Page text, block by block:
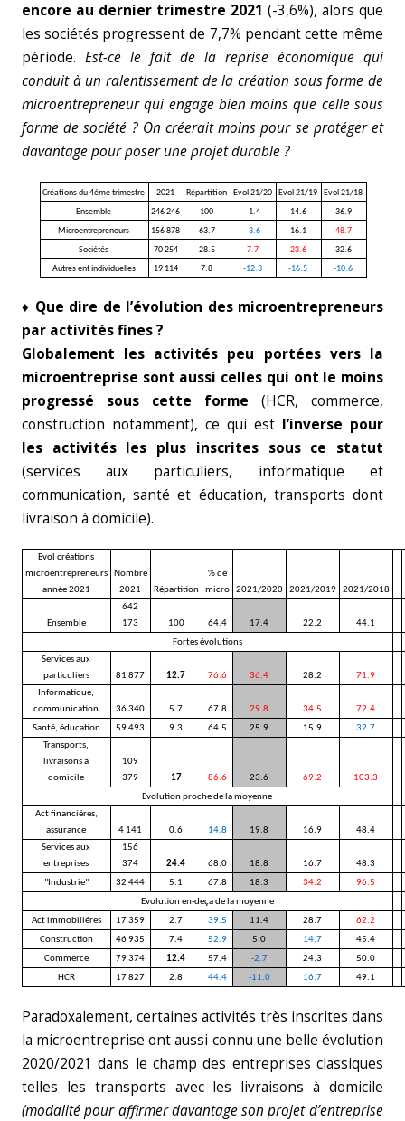
encore au dernier trimestre 2021 (-3,6%), alors que
les sociétés progressent de 7,7% pendant cette même
période. Est-ce le fait de la reprise économique qui
conduit à un ralentissement de la création sous forme de
microentrepreneur qui engage bien moins que celle sous
forme de société ? On créerait moins pour se protéger et
davantage pour poser une projet durable ?
Créations du 4éme trimestre 2021 Répartition Evol 21/20 Evol 21/19
Evol 21/18
Ensemble
246 246 100 -1.4 14.6
36.9
Microentrepreneurs
156 878 63.7 -3.6 16.1
48.7
Sociétés
70 254 28.5 7.7 23.6
32.6
Autres ent individuelles
19 114 7.8 -12.3 -16.5 -10.6
♦ Que dire de l’évolution des microentrepreneurs
par activités fines ?
Globalement les activités peu portées vers la
microentreprise sont aussi celles qui ont le moins
progressé sous cette forme (HCR, commerce,
construction notamment), ce qui est l’inverse pour
les activités les plus inscrites sous ce statut
(services aux particuliers, informatique et
communication, santé et éducation, transports dont
livraison à domicile).
Evol créations
microentrepreneurs
année 2021
Nombre
2021
Répartition
% de
micro
2021/2020 2021/2019 2021/2018
Ensemble
642
173
100 64.4 17.4 22.2
44.1
Fortes évolutions
Services aux
particuliers
81 877 12.7 76.6 36.4 28.2
71.9
Informatique,
communication
36 340 5.7 67.8 29.8 34.5
72.4
Santé, éducation
59 493 9.3 64.5 25.9 15.9
32.7
Transports,
livraisons à
domicile
109
379
17 86.6 23.6 69.2
103.3
Evolution proche de la moyenne
Act financiéres,
assurance
4 141 0.6 14.8 19.8 16.9
48.4
Services aux
entreprises
156
374
24.4 68.0 18.8 16.7
48.3
"Industrie"
32 444 5.1 67.8 18.3 34.2
96.5
Evolution en-deça de la moyenne
Act immobiliéres
17 359 2.7 39.5 11.4 28.7
62.2
Construction
46 935 7.4 52.9 5.0 14.7
45.4
Commerce
79 374 12.4 57.4 -2.7 24.3
50.0
HCR
17 827 2.8 44.4 -11.0 16.7 49.1
Paradoxalement, certaines activités très inscrites dans
la microentreprise ont aussi connu une belle évolution
2020/2021 dans le champ des entreprises classiques
telles les transports avec les livraisons à domicile
(modalité pour affirmer davantage son projet d’entreprise